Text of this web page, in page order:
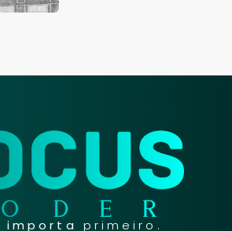
importa primeiro.